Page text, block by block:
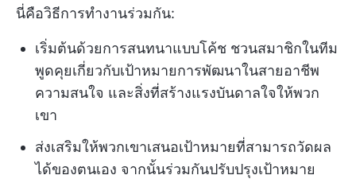
นี่คือวิธีการทำงานร่วมกัน:
เริ่มต้นด้วยการสนทนาแบบโค้ช ชวนสมาชิกในทีม
พูดคุยเกี่ยวกับเป้าหมายการพัฒนาในสายอาชีพ
ความสนใจ และสิ่งที่สร้างแรงบันดาลใจให้พวก
เขา
ส่งเสริมให้พวกเขาเสนอเป้าหมายที่สามารถวัดผล
ได้ของตนเอง จากนั้นร่วมกันปรับปรุงเป้าหมาย